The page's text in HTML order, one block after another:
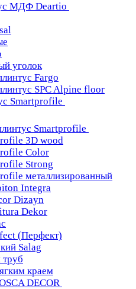
МДФ Deartio
уголок
Fargo
SPC Alpine floor
Smartprofile
Smartprofile
3D wood
Color
Strong
металлизированный
Integra
Dizayn
Dekor
(Перфект)
Salag
труб
краем
DECOR